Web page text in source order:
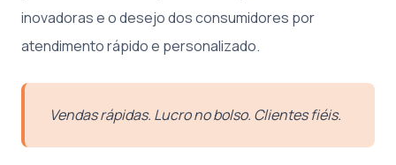
inovadoras e o desejo dos consumidores por
atendimento rápido e personalizado.
Vendas rápidas. Lucro no bolso. Clientes fiéis.